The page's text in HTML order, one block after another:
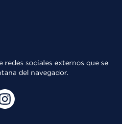
redes sociales externos que se
del navegador.